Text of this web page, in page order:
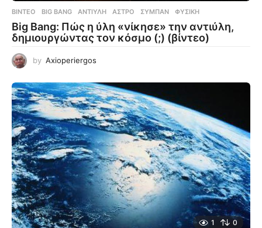
ΒΊΝΤΕΟ BIG BANG ,ΑΝΤΙΎΛΗ ,ΆΣΤΡΟ ,ΣΎΜΠΑΝ ,ΦΥΣΙΚΉ
Big Bang: Πώς η ύλη «νίκησε» την αντιύλη,
δημιουργώντας τον κόσμο (;) (βίντεο)
by Axioperiergos
1 0